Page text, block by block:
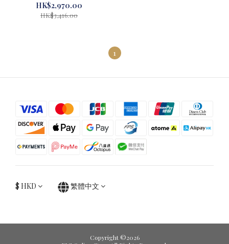
HK$2,970.00
HK$3,416.00
1
$ HKD 繁體中文
Copyright ©2026